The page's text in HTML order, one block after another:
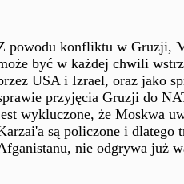
powodu konfliktu w Gruzji,
być w każdej chwili
USA i Izrael, oraz jako
przyjęcia Gruzji do
wykluczone, że Moskwa
są policzone i dlatego
nie odgrywa już